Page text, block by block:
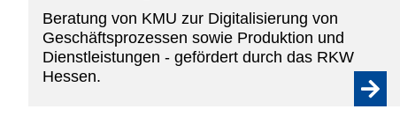
Beratung von KMU zur Digitalisierung von
Geschäftsprozessen sowie Produktion und
Dienstleistungen - gefördert durch das RKW
Hessen.